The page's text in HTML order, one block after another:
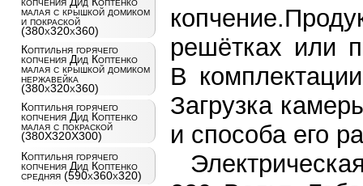
малая с крышкой домиком
и покраской
(380x320x360)
Коптильня горячего
копчения Дид Коптенко
малая с крышкой домиком
нержавейка
(380x320x360)
Коптильня горячего
копчения Дид Коптенко
малая с покраской
(380X320X300)
Коптильня горячего
копчения Дид Коптенко
средняя (590x360x320)
решётках или
В
Загрузка
и способа его